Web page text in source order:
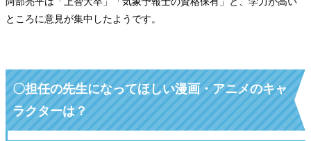
ところに意見が集中したようです。
〇担任の先生になってほしい漫画・アニメのキャ
ラクターは？